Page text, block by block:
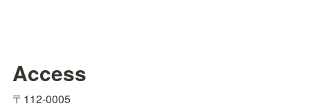
Access
〒112-0005